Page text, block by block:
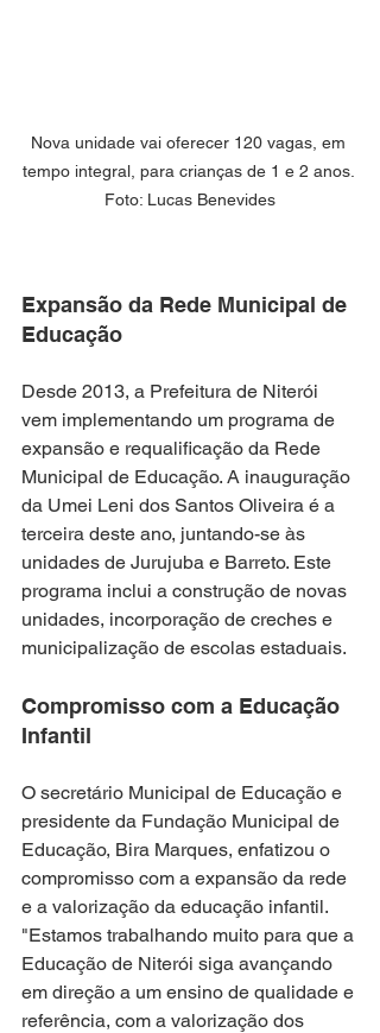
Nova unidade vai oferecer 120 vagas, em
tempo integral, para crianças de 1 e 2 anos.
Foto: Lucas Benevides
Expansão da Rede Municipal de
Educação
Desde 2013, a Prefeitura de Niterói
vem implementando um programa de
expansão e requalificação da Rede
Municipal de Educação. A inauguração
da Umei Leni dos Santos Oliveira é a
terceira deste ano, juntando-se às
unidades de Jurujuba e Barreto. Este
programa inclui a construção de novas
unidades, incorporação de creches e
municipalização de escolas estaduais.
Compromisso com a Educação
Infantil
O secretário Municipal de Educação e
presidente da Fundação Municipal de
Educação, Bira Marques, enfatizou o
compromisso com a expansão da rede
e a valorização da educação infantil.
"Estamos trabalhando muito para que a
Educação de Niterói siga avançando
em direção a um ensino de qualidade e
referência, com a valorização dos